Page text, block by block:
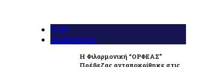
ΡΟΗ
ΔΗΜΟΦΙΛΗ
Η Φιλαρμονική “ΟΡΦΕΑΣ”
Πρέβεζας ανταποκρίθηκε στις